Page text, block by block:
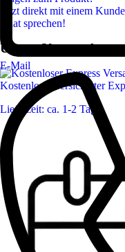
E-Mail
Jetzt direkt mit einem
Chat sprechen!
Unsere Versprechen
Kostenloser versicherter
Lieferzeit: ca. 1-2 Tage